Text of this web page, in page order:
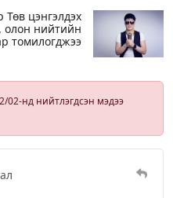
цэнгэлдэх
олон нийтийн
томилогджээ
02-нд нийтлэгдсэн мэдээ